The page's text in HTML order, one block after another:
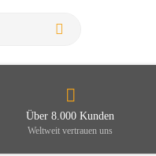
Über 8.000 Kunden
Weltweit vertrauen uns